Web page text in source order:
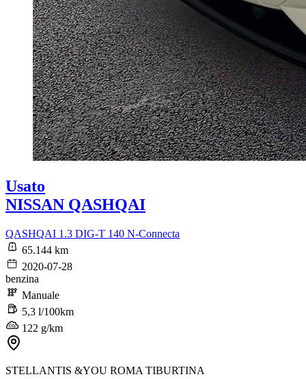
Usato
NISSAN QASHQAI
QASHQAI 1.3 DIG-T 140 N-Connecta
65.144 km
2020-07-28
benzina
Manuale
5,3 l/100km
122 g/km
STELLANTIS &YOU ROMA TIBURTINA